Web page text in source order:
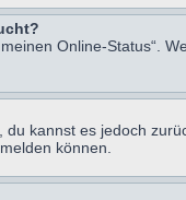
Online-Status“.
kannst es jedoch
können.